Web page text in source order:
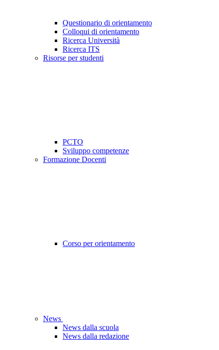
Questionario di orientamento
Colloqui di orientamento
Ricerca Università
Ricerca ITS
Risorse per studenti
PCTO
Sviluppo competenze
Formazione Docenti
Corso per orientamento
News
News dalla scuola
News dalla redazione